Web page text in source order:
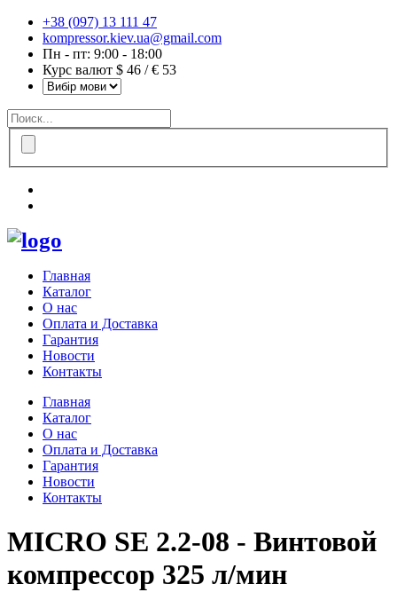
+38 (097) 13 111 47
kompressor.kiev.ua@gmail.com
Пн - пт: 9:00 - 18:00
Курс валют $ 46 / € 53
Главная
Каталог
О нас
Оплата и Доставка
Гарантия
Новости
Контакты
Главная
Каталог
О нас
Оплата и Доставка
Гарантия
Новости
Контакты
MICRO SE 2.2-08 - Винтовой
компрессор 325 л/мин